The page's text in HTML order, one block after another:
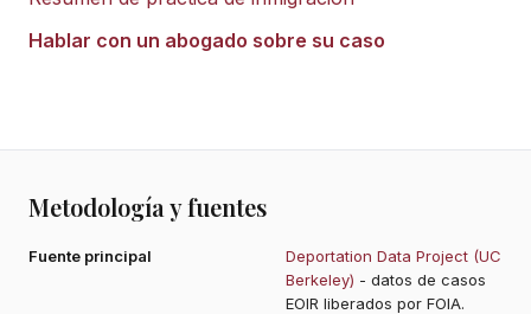
Hablar con un abogado sobre su caso
Metodología y fuentes
Fuente principal
Deportation Data Project (UC
Berkeley) - datos de casos
EOIR liberados por FOIA.